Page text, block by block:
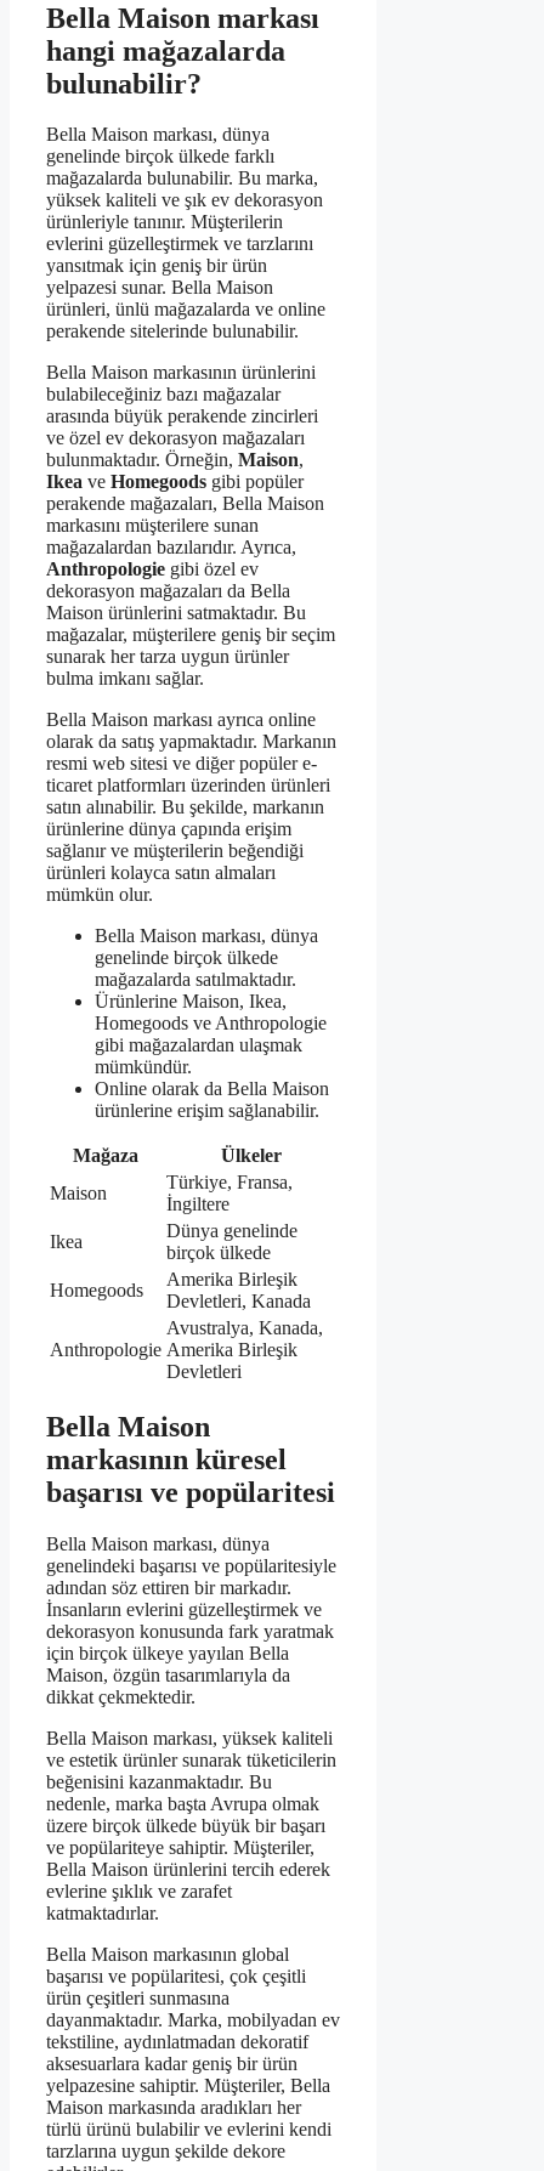
Bella Maison markası
hangi mağazalarda
bulunabilir?
Bella Maison markası, dünya
genelinde birçok ülkede farklı
mağazalarda bulunabilir. Bu marka,
yüksek kaliteli ve şık ev dekorasyon
ürünleriyle tanınır. Müşterilerin
evlerini güzelleştirmek ve tarzlarını
yansıtmak için geniş bir ürün
yelpazesi sunar. Bella Maison
ürünleri, ünlü mağazalarda ve online
perakende sitelerinde bulunabilir.
Bella Maison markasının ürünlerini
bulabileceğiniz bazı mağazalar
arasında büyük perakende zincirleri
ve özel ev dekorasyon mağazaları
bulunmaktadır. Örneğin, Maison,
Ikea ve Homegoods gibi popüler
perakende mağazaları, Bella Maison
markasını müşterilere sunan
mağazalardan bazılarıdır. Ayrıca,
Anthropologie gibi özel ev
dekorasyon mağazaları da Bella
Maison ürünlerini satmaktadır. Bu
mağazalar, müşterilere geniş bir seçim
sunarak her tarza uygun ürünler
bulma imkanı sağlar.
Bella Maison markası ayrıca online
olarak da satış yapmaktadır. Markanın
resmi web sitesi ve diğer popüler e-
ticaret platformları üzerinden ürünleri
satın alınabilir. Bu şekilde, markanın
ürünlerine dünya çapında erişim
sağlanır ve müşterilerin beğendiği
ürünleri kolayca satın almaları
mümkün olur.
Bella Maison markası, dünya
genelinde birçok ülkede
mağazalarda satılmaktadır.
Ürünlerine Maison, Ikea,
Homegoods ve Anthropologie
gibi mağazalardan ulaşmak
mümkündür.
Online olarak da Bella Maison
ürünlerine erişim sağlanabilir.
Mağaza
Ülkeler
Maison
Türkiye, Fransa,
İngiltere
Ikea
Dünya genelinde
birçok ülkede
Homegoods
Amerika Birleşik
Devletleri, Kanada
Anthropologie
Avustralya, Kanada,
Amerika Birleşik
Devletleri
Bella Maison
markasının küresel
başarısı ve popülaritesi
Bella Maison markası, dünya
genelindeki başarısı ve popülaritesiyle
adından söz ettiren bir markadır.
İnsanların evlerini güzelleştirmek ve
dekorasyon konusunda fark yaratmak
için birçok ülkeye yayılan Bella
Maison, özgün tasarımlarıyla da
dikkat çekmektedir.
Bella Maison markası, yüksek kaliteli
ve estetik ürünler sunarak tüketicilerin
beğenisini kazanmaktadır. Bu
nedenle, marka başta Avrupa olmak
üzere birçok ülkede büyük bir başarı
ve popülariteye sahiptir. Müşteriler,
Bella Maison ürünlerini tercih ederek
evlerine şıklık ve zarafet
katmaktadırlar.
Bella Maison markasının global
başarısı ve popülaritesi, çok çeşitli
ürün çeşitleri sunmasına
dayanmaktadır. Marka, mobilyadan ev
tekstiline, aydınlatmadan dekoratif
aksesuarlara kadar geniş bir ürün
yelpazesine sahiptir. Müşteriler, Bella
Maison markasında aradıkları her
türlü ürünü bulabilir ve evlerini kendi
tarzlarına uygun şekilde dekore